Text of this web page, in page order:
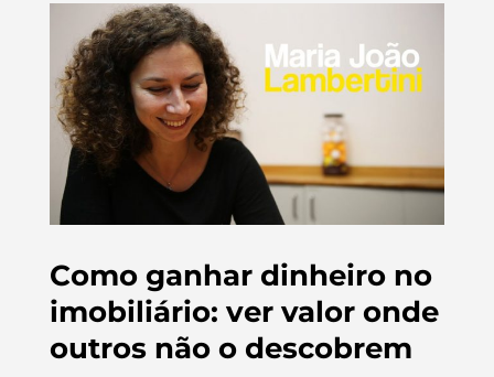
Como ganhar dinheiro no
imobiliário: ver valor onde
outros não o descobrem